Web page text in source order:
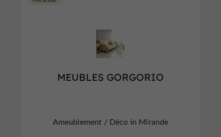
MEUBLES GORGORIO
Ameublement / Déco in Mirande